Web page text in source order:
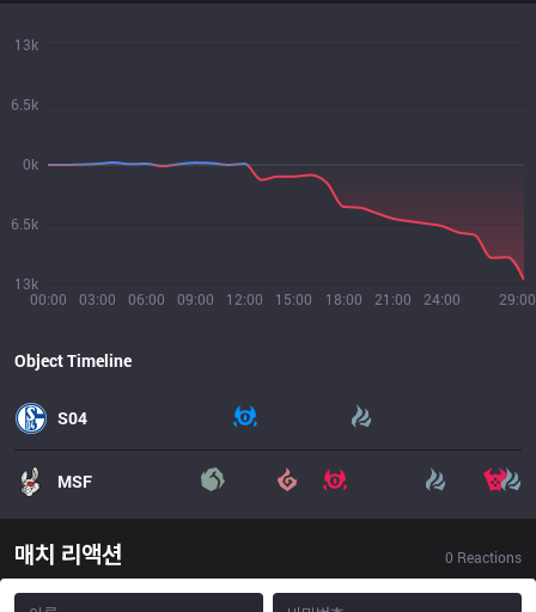
00:00 03:00 06:00 09:00 12:00 15:00 18:00 21:00 24:00 29:00
13k
6.5k
0k
6.5k
13k
Object Timeline
S04
MSF
매치 리액션 0 Reactions